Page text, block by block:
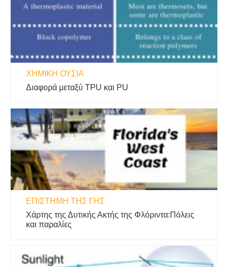
ΧΗΜΙΚΉ ΟΥΣΊΑ
Διαφορά μεταξύ TPU και PU
ΕΠΙΣΤΉΜΗ ΤΗΣ ΓΗΣ
Χάρτης της Δυτικής Ακτής της Φλόριντα:Πόλεις
και παραλίες